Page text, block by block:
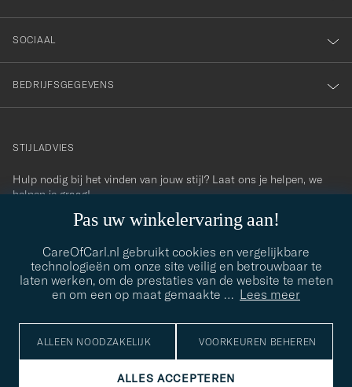
Pas uw winkelervaring aan!
CareOfCarl.nl gebruikt cookies en vergelijkbare
technologieën om onze site veilig en betrouwbaar te
laten werken, om de prestaties van de website te meten
en om een op maat gemaakte … Lees meer
ALLEEN NOODZAKELIJK VOORKEUREN BEHEREN
ALLES ACCEPTEREN
SOCIAAL
BEDRIJFSGEGEVENS
contact@careofcarl.com
STIJLADVIES
Hulp nodig bij het vinden van jouw stijl? Laat ons je helpen, we
helpen je graag!
STIJLADVIES
© Care of Carl 2026